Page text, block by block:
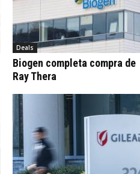
Deals
Biogen completa compra de
Ray Thera